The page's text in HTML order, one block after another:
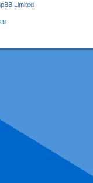
Limited